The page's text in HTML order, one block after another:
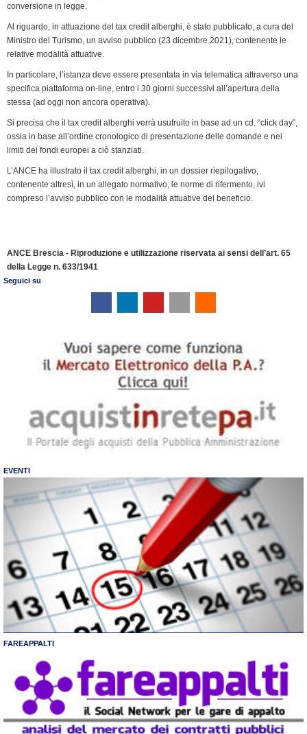
conversione in legge.
Al riguardo, in attuazione del tax credit alberghi, è stato pubblicato, a cura del
Ministro del Turismo, un avviso pubblico (23 dicembre 2021), contenente le
relative modalità attuative.
In particolare, l’istanza deve essere presentata in via telematica attraverso una
specifica piattaforma on-line, entro i 30 giorni successivi all’apertura della
stessa (ad oggi non ancora operativa).
Si precisa che il tax credit alberghi verrà usufruito in base ad un cd. “click day”,
ossia in base all’ordine cronologico di presentazione delle domande e nei
limiti dei fondi europei a ciò stanziati.
L’ANCE ha illustrato il tax credit alberghi, in un dossier riepilogativo,
contenente altresì, in un allegato normativo, le norme di rifermento, ivi
compreso l’avviso pubblico con le modalità attuative del beneficio.
ANCE Brescia - Riproduzione e utilizzazione riservata ai sensi dell’art. 65
della Legge n. 633/1941
Seguici su
EVENTI
FAREAPPALTI